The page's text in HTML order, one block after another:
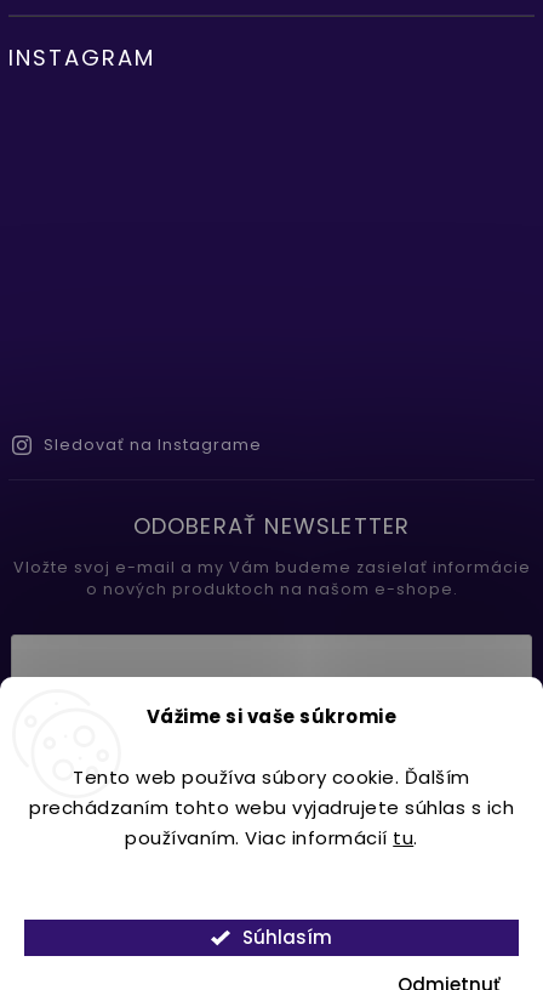
Vážime si vaše súkromie
Tento web používa súbory cookie. Ďalším
prechádzaním tohto webu vyjadrujete súhlas s ich
používaním. Viac informácií tu.
Odmietnuť
Súhlasím
INSTAGRAM
Sledovať na Instagrame
ODOBERAŤ NEWSLETTER
Vložte svoj e-mail a my Vám budeme zasielať informácie
o nových produktoch na našom e-shope.
Prihlásiť sa
Copyright 2026Lavdecor.sk. Všetky práva vyhradené.
VytvořilShoptet| DesignShoptak.cz.